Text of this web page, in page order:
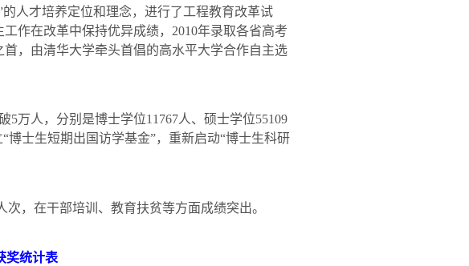
人才培养定位和理念，进行了工程教育改革试
作在改革中保持优异成绩， 2010年录取各省高考
，由清华大学牵头首倡的高水平大学合作自主选
5万人，分别是博士学位11767人、硕士学位55109
博士生短期出国访学基金”，重新启动“博士生科研
次，在干部培训、教育扶贫等方面成绩突出。
奖统计表